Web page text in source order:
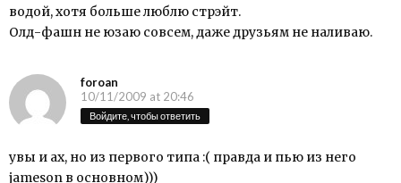
водой, хотя больше люблю стрэйт.
Олд-фашн не юзаю совсем, даже друзьям не наливаю.
foroan
10/11/2009 at 20:46
Войдите, чтобы ответить
увы и ах, но из первого типа :( правда и пью из него
jameson в основном)))